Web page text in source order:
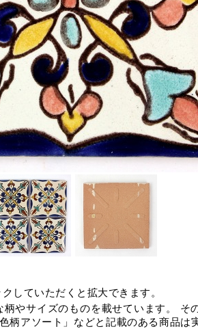
していただくと拡大できます。
柄やサイズのものを載せています。 そ
柄アソート」などと記載のある商品は